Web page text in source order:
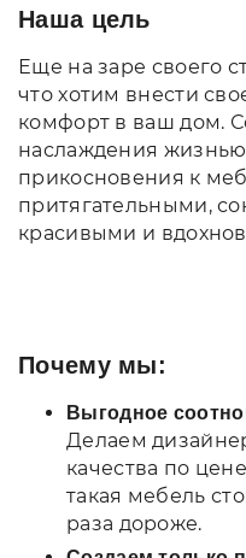
Наша цель
Еще на заре своего
что хотим внести
комфорт в ваш дом.
наслаждения
прикосновения к
притягательными,
красивыми и
Почему мы:
Выгодное
Делаем
качества по
такая мебель
раза дороже.